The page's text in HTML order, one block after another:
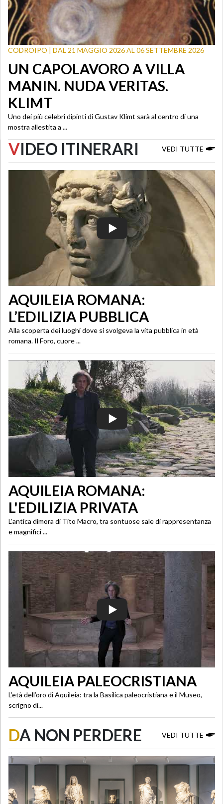
CODROIPO | DAL 21 MAGGIO 2026 AL 06 SETTEMBRE 2026
UN CAPOLAVORO A VILLA
MANIN. NUDA VERITAS.
KLIMT
Uno dei più celebri dipinti di Gustav Klimt sarà al centro di una
mostra allestita a ...
VIDEO ITINERARI VEDI TUTTE
AQUILEIA ROMANA:
L’EDILIZIA PUBBLICA
Alla scoperta dei luoghi dove si svolgeva la vita pubblica in età
romana. Il Foro, cuore ...
AQUILEIA ROMANA:
L'EDILIZIA PRIVATA
L’antica dimora di Tito Macro, tra sontuose sale di rappresentanza
e magnifici ...
AQUILEIA PALEOCRISTIANA
L’età dell’oro di Aquileia: tra la Basilica paleocristiana e il Museo,
scrigno di...
DA NON PERDERE VEDI TUTTE